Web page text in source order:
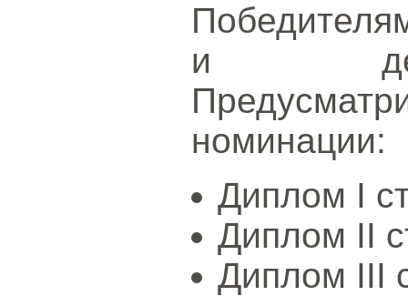
и
номинации:
Диплом I
Диплом II
Диплом III